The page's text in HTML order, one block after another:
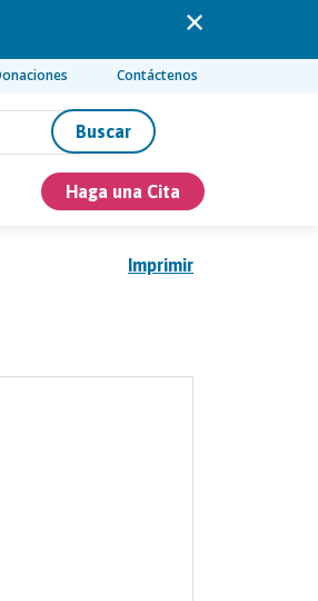
Contáctenos
Buscar
Haga una Cita
Imprimir